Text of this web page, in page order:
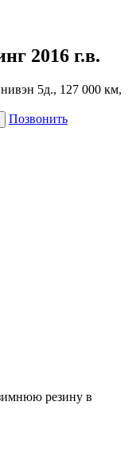
2016 г.в.
5д., 127 000 км,
Позвонить
резину в